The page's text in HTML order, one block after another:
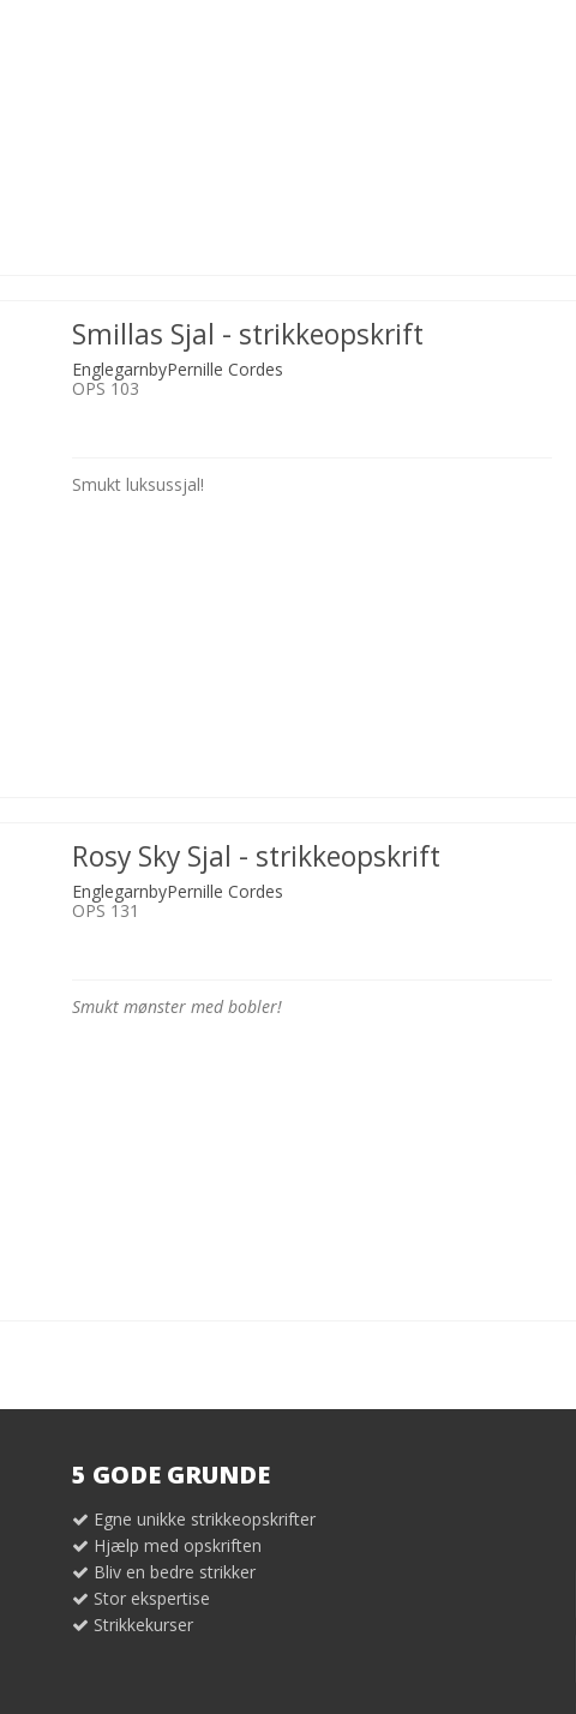
Smillas Sjal - strikkeopskrift
EnglegarnbyPernille Cordes
OPS 103
Smukt luksussjal!
Rosy Sky Sjal - strikkeopskrift
EnglegarnbyPernille Cordes
OPS 131
Smukt mønster med bobler!
5 GODE GRUNDE
Egne unikke strikkeopskrifter
Hjælp med opskriften
Bliv en bedre strikker
Stor ekspertise
Strikkekurser